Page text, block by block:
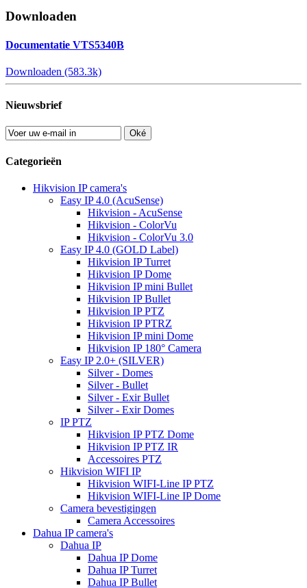
Downloaden
Documentatie VTS5340B
Downloaden (583.3k)
Nieuwsbrief
Oké
Categorieën
Hikvision IP camera's
Easy IP 4.0 (AcuSense)
Hikvision - AcuSense
Hikvision - ColorVu
Hikvision - ColorVu 3.0
Easy IP 4.0 (GOLD Label)
Hikvision IP Turret
Hikvision IP Dome
Hikvision IP mini Bullet
Hikvision IP Bullet
Hikvision IP PTZ
Hikvision IP PTRZ
Hikvision IP mini Dome
Hikvision IP 180° Camera
Easy IP 2.0+ (SILVER)
Silver - Domes
Silver - Bullet
Silver - Exir Bullet
Silver - Exir Domes
IP PTZ
Hikvision IP PTZ Dome
Hikvision IP PTZ IR
Accessoires PTZ
Hikvision WIFI IP
Hikvision WIFI-Line IP PTZ
Hikvision WIFI-Line IP Dome
Camera bevestigingen
Camera Accessoires
Dahua IP camera's
Dahua IP
Dahua IP Dome
Dahua IP Turret
Dahua IP Bullet